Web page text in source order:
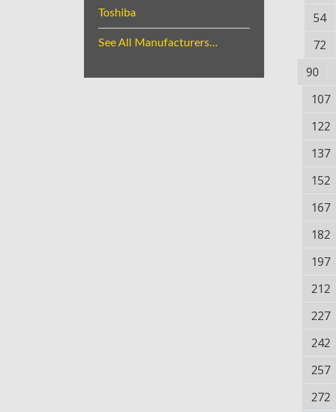
Toshiba
See All Manufacturers...
54
72
90
107
122
137
152
167
182
197
212
227
242
257
272